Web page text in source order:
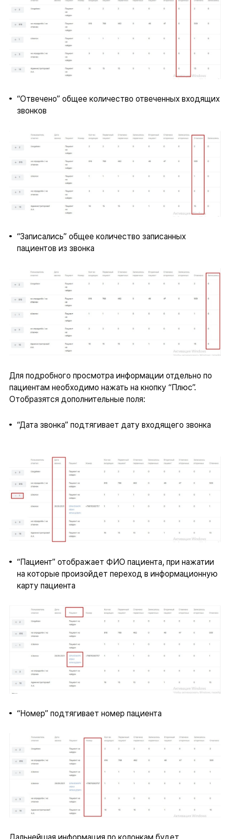
“Отвечено” общее количество отвеченных входящих
звонков
“Записались” общее количество записанных
пациентов из звонка
Для подробного просмотра информации отдельно по
пациентам необходимо нажать на кнопку “Плюс”.
Отобразятся дополнительные поля:
“Дата звонка” подтягивает дату входящего звонка
“Пациент” отображает ФИО пациента, при нажатии
на которые произойдет переход в информационную
карту пациента
“Номер” подтягивает номер пациента